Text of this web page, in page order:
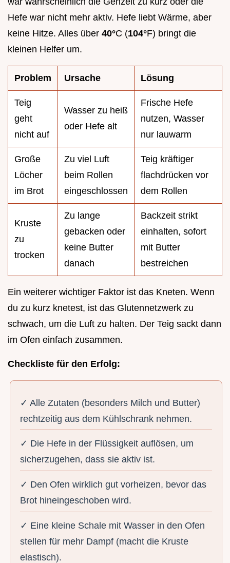
Hefe war nicht mehr aktiv. Hefe liebt Wärme, aber
keine Hitze. Alles über 40°C (104°F) bringt die
kleinen Helfer um.
Problem Ursache Lösung
Teig
geht
nicht auf
Wasser zu heiß
oder Hefe alt
Frische Hefe
nutzen, Wasser
nur lauwarm
Große
Löcher
im Brot
Zu viel Luft
beim Rollen
eingeschlossen
Teig kräftiger
flachdrücken vor
dem Rollen
Kruste
zu
trocken
Zu lange
gebacken oder
keine Butter
danach
Backzeit strikt
einhalten, sofort
mit Butter
bestreichen
Ein weiterer wichtiger Faktor ist das Kneten. Wenn
du zu kurz knetest, ist das Glutennetzwerk zu
schwach, um die Luft zu halten. Der Teig sackt dann
im Ofen einfach zusammen.
Checkliste für den Erfolg:
✓ Alle Zutaten (besonders Milch und Butter)
rechtzeitig aus dem Kühlschrank nehmen.
✓ Die Hefe in der Flüssigkeit auflösen, um
sicherzugehen, dass sie aktiv ist.
✓ Den Ofen wirklich gut vorheizen, bevor das
Brot hineingeschoben wird.
✓ Eine kleine Schale mit Wasser in den Ofen
stellen für mehr Dampf (macht die Kruste
elastisch).